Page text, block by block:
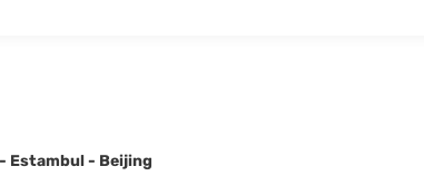
Estambul - Beijing